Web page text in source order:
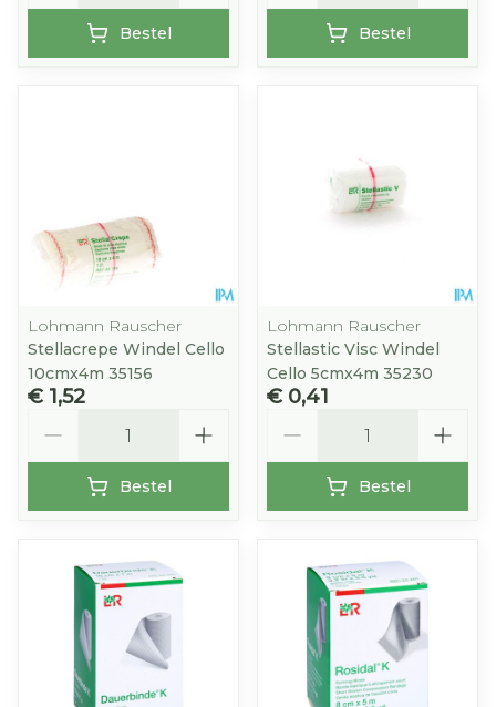
Bestel Bestel
Lohmann Rauscher
Stellacrepe Windel Cello
10cmx4m 35156
€ 1,52
Bestel
Lohmann Rauscher
Stellastic Visc Windel
Cello 5cmx4m 35230
€ 0,41
Bestel